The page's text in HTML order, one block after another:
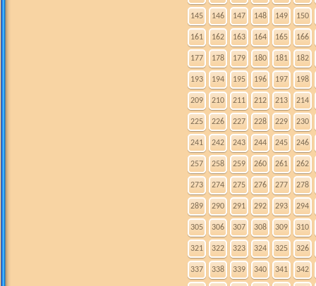
145 146 147 148 149 150
161 162 163 164 165 166
177 178 179 180 181 182
193 194 195 196 197 198
209 210 211 212 213 214
225 226 227 228 229 230
241 242 243 244 245 246
257 258 259 260 261 262
273 274 275 276 277 278
289 290 291 292 293 294
305 306 307 308 309 310
321 322 323 324 325 326
337 338 339 340 341 342